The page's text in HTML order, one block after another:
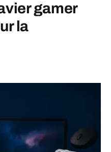
gamer
la